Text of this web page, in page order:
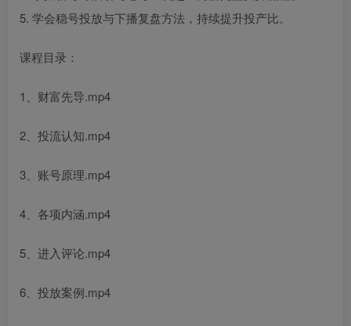
5. 学会稳号投放与下播复盘方法，持续提升投产比。
课程目录：
1、财富先导.mp4
2、投流认知.mp4
3、账号原理.mp4
4、各项内涵.mp4
5、进入评论.mp4
6、投放案例.mp4